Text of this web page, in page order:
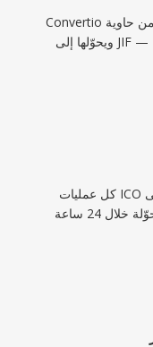
Convertio يستخرج الصورة ذات الدقة الأعلى من حاوية ICO
كل عمليات ICO إلى JIF تتم عبر اتصالات مشفرة. تُمحى